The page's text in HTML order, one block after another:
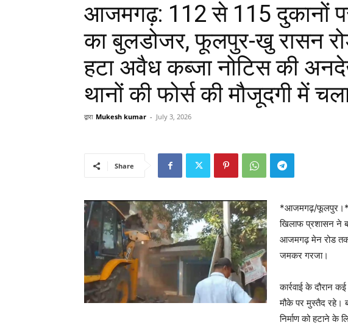
आजमगढ़: 112 से 115 दुकानों
का बुलडोजर, फूलपुर-खु रासन
हटा अवैध कब्जा नोटिस की
थानों की फोर्स की मौजूदगी में
द्वारा Mukesh kumar - July 3, 2026
Share
*आजमगढ़/फूलपुर।*
खिलाफ प्रशासन ने
आजमगढ़ मेन रोड
जमकर गरजा।
कार्रवाई के दौरान
मौके पर मुस्तैद रहे।
निर्माण को हटाने के